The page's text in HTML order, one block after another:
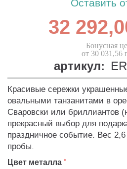
Оставить
32
Бонусная
от 30 031,56
артикул:
Красивые сережки
овальными танзанитами в
Сваровски или бриллиантов
прекрасный выбор для
праздничное событие. Вес
пробы.
Цвет металла